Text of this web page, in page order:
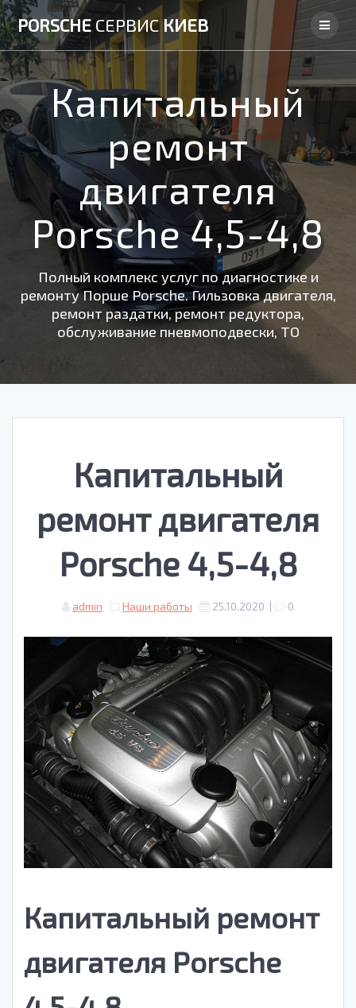
to
content
PORSCHEСЕРВИСКИЕВ
Капитальный
ремонт
двигателя
Porsche 4,5-4,8
Полный комплекс услуг по диагностике и
ремонту Порше Porsche. Гильзовка двигателя,
ремонт раздатки, ремонт редуктора,
обслуживание пневмоподвески, ТО
Капитальный
ремонт двигателя
Porsche 4,5-4,8
admin Наши работы 25.10.2020 | 0
Капитальный ремонт
двигателя Porsche